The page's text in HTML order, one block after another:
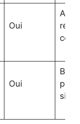
Oui
Oui
puis